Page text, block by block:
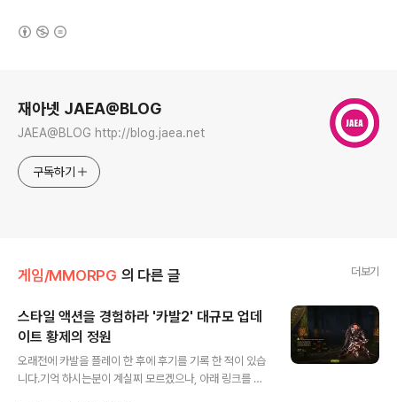
재아넷 JAEA@BLOG
JAEA@BLOG http://blog.jaea.net
구독하기
게임/MMORPG 의 다른 글 더보기
스타일 액션을 경험하라 '카발2' 대규모 업데
이트 황제의 정원
오래전에 카발을 플레이 한 후에 후기를 기록 한 적이 있습
니다.기억 하시는분이 계실찌 모르겠으나, 아래 링크를 확